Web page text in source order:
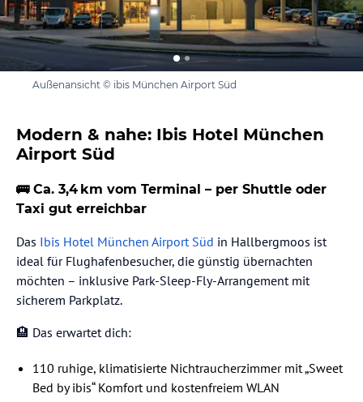
Außenansicht © ibis München Airport Süd
Modern & nahe: Ibis Hotel München
Airport Süd
🚌 Ca. 3,4 km vom Terminal – per Shuttle oder
Taxi gut erreichbar
Das Ibis Hotel München Airport Süd in Hallbergmoos ist
ideal für Flughafenbesucher, die günstig übernachten
möchten – inklusive Park-Sleep-Fly-Arrangement mit
sicherem Parkplatz.
🏨 Das erwartet dich:
110 ruhige, klimatisierte Nichtraucherzimmer mit „Sweet
Bed by ibis“ Komfort und kostenfreiem WLAN